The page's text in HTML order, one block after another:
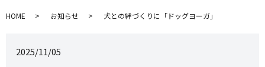
HOME お知らせ 犬との絆づくりに「ドッグヨーガ」
2025/11/05